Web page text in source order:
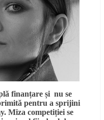
finanțare și nu se
pentru a sprijini
Miza competiției se